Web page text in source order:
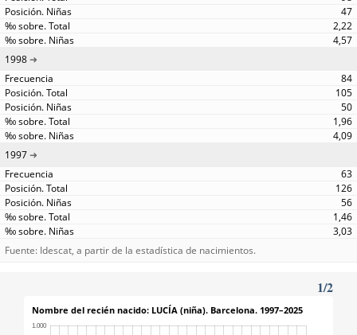
47
2,22
4,57
1998
84
105
50
1,96
4,09
1997
63
126
56
1,46
3,03
Fuente: Idescat, a partir de la estadística de nacimientos.